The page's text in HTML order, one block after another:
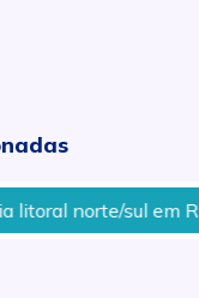
sul em Rio Claro - SP